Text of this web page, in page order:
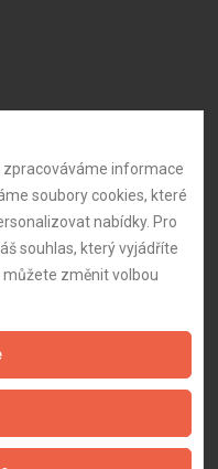
02:45:06
zpracováváme informace
soubory cookies, které
nabídky. Pro
souhlas, který vyjádříte
můžete změnit volbou